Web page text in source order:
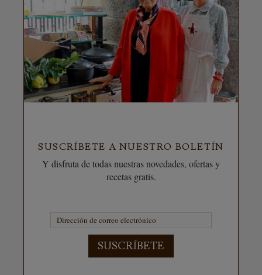
SUSCRÍBETE A NUESTRO BOLETÍN
Y disfruta de todas nuestras novedades, ofertas y
recetas gratis.
SUSCRÍBETE